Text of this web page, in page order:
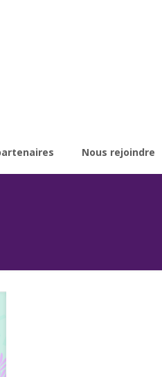
Nous rejoindre